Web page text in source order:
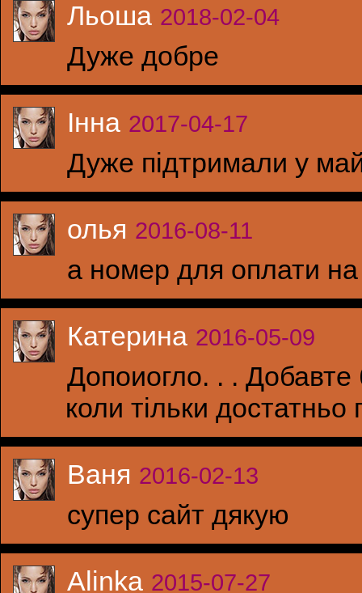
Льоша 2018-02-04
Дуже добре
Інна 2017-04-17
Дуже підтримали у
олья 2016-08-11
а номер для оплати
Катерина 2016-05-09
Допоиогло. . . Добавте
коли тільки достатньо
Ваня 2016-02-13
супер сайт дякую
Alinka 2015-07-27